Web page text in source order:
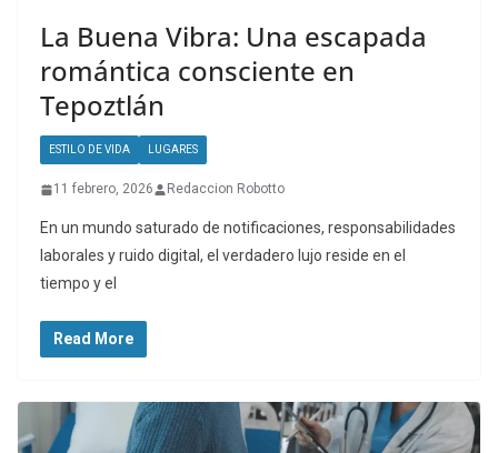
La Buena Vibra: Una escapada
romántica consciente en
Tepoztlán
ESTILO DE VIDA LUGARES
11 febrero, 2026 Redaccion Robotto
En un mundo saturado de notificaciones, responsabilidades
laborales y ruido digital, el verdadero lujo reside en el
tiempo y el
Read More